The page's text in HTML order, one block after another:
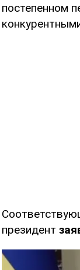
постепенном
президент